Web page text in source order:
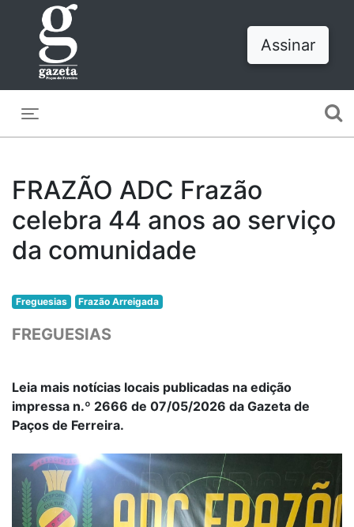
Assinar
FRAZÃO ADC Frazão
celebra 44 anos ao serviço
da comunidade
Freguesias Frazão Arreigada
FREGUESIAS
Leia mais notícias locais publicadas na edição
impressa n.º 2666 de 07/05/2026 da Gazeta de
Paços de Ferreira.